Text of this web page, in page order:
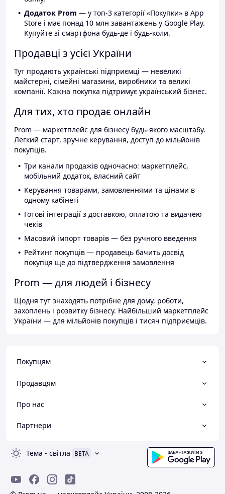
Додаток Prom — у топ-3 категорії «Покупки» в App
Store і має понад 10 млн завантажень у Google Play.
Купуйте зі смартфона будь-де і будь-коли.
Продавці з усієї України
Тут продають українські підприємці — невеликі
майстерні, сімейні магазини, виробники та великі
компанії. Кожна покупка підтримує український бізнес.
Для тих, хто продає онлайн
Prom — маркетплейс для бізнесу будь-якого масштабу.
Легкий старт, зручне керування, доступ до мільйонів
покупців.
Три канали продажів одночасно: маркетплейс,
мобільний додаток, власний сайт
Керування товарами, замовленнями та цінами в
одному кабінеті
Готові інтеграції з доставкою, оплатою та видачею
чеків
Масовий імпорт товарів — без ручного введення
Рейтинг покупців — продавець бачить досвід
покупця ще до підтвердження замовлення
Prom — для людей і бізнесу
Щодня тут знаходять потрібне для дому, роботи,
захоплень і розвитку бізнесу. Найбільший маркетплейс
України — для мільйонів покупців і тисяч підприємців.
Покупцям
Продавцям
Про нас
Партнери
Тема - світла BETA